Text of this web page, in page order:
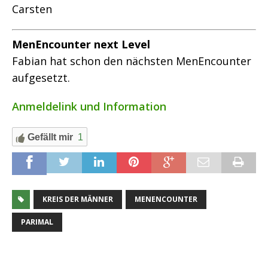
Carsten
MenEncounter next Level
Fabian hat schon den nächsten MenEncounter
aufgesetzt.
Anmeldelink und Information
Gefällt mir 1
KREIS DER MÄNNER MENENCOUNTER
PARIMAL